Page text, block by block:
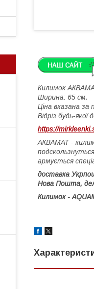
Килимок
Ширина: 65 см.
Ціна вказана за
Відріз будь-
https://
АКВАМАТ -
армується
доставка
Нова Пошта,
Килимок -